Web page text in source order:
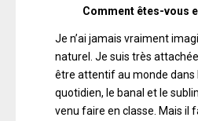
Comment êtes-vous
Je n’ai jamais vraiment
naturel. Je suis très
être attentif au monde dans
quotidien, le banal et le
venu faire en classe. Mais il